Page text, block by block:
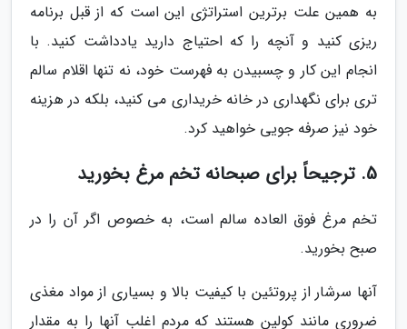
به همین علت برترین استراتژی این است که از قبل برنامه
ریزی کنید و آنچه را که احتیاج دارید یادداشت کنید. با
انجام این کار و چسبیدن به فهرست خود، نه تنها اقلام سالم
تری برای نگهداری در خانه خریداری می کنید، بلکه در هزینه
خود نیز صرفه جویی خواهید کرد.
5. ترجیحاً برای صبحانه تخم مرغ بخورید
تخم مرغ فوق العاده سالم است، به خصوص اگر آن را در
صبح بخورید.
آنها سرشار از پروتئین با کیفیت بالا و بسیاری از مواد مغذی
ضروری مانند کولین هستند که مردم اغلب آنها را به مقدار